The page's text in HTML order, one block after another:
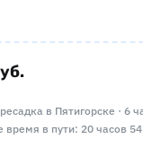
в Пятигорске · 6
в пути: 20 часов